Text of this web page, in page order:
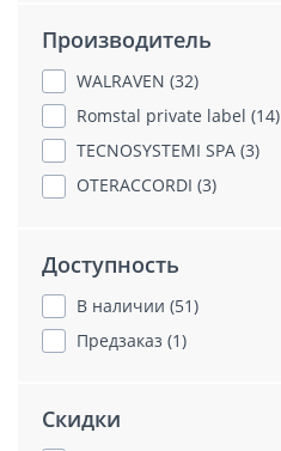
Производитель
WALRAVEN (32)
Romstal private label (14)
TECNOSYSTEMI SPA (3)
OTERACCORDI (3)
Доступность
В наличии (51)
Предзаказ (1)
Скидки